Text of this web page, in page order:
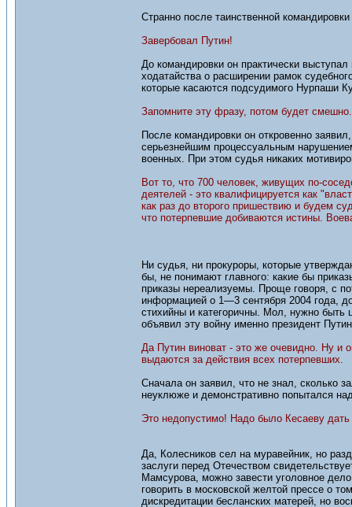
Странно после таинственной
Завербовал Путин!
До командировки он практически
ходатайства о расширении рамок
которые касаются подсудимого Нурпаши
Запомните эту фразу, потом будет смешно.
После командировки он откровенно
серьезнейшим процессуальным
военных. При этом судья никаких
Вот то, что 700 человек, живущих по-
деятелей - это квалифицируется как
как раз до второго пришествию и будем
что потерпевшие добиваются истины.
Ни судья, ни прокуроры, которые
бы, не понимают главного: какие бы
приказы нереализуемы. Проще говоря, с
информацией о 1—3 сентября 2004 года,
стихийны и категоричны. Мол, нужно быть
объявил эту войну именно президент
Да Путин виноват - это же очевидно. Ну и
выдаются за действия всех потерпевших.
Сначала он заявил, что не знал, сколько
неуклюже и демонстративно попытался
Это недопустимо! Надо было Кесаеву
Да, Колесников сел на муравейник, но
заслуги перед Отечеством
Мамсурова, можно завести уголовное
говорить в московской желтой прессе о
дискредитации бесланских матерей, но